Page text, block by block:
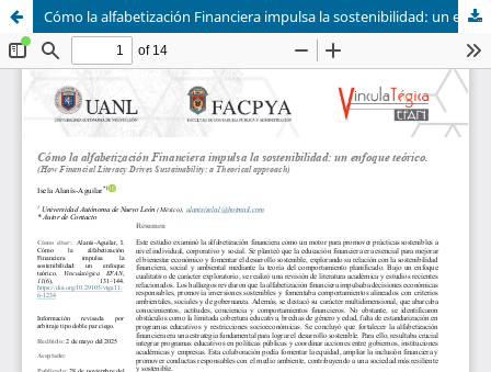
Cómo la alfabetización Financiera impulsa la sostenibilidad: un enfoque teórico.